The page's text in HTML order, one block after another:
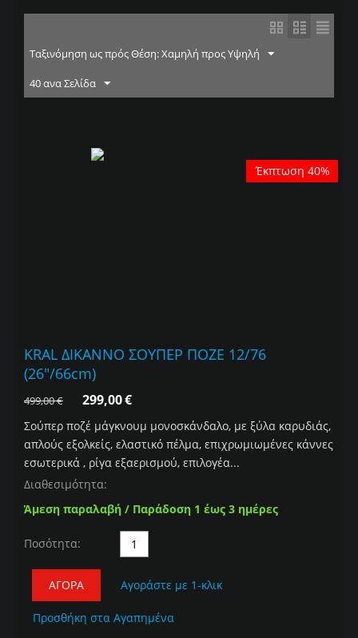
Ταξινόμηση ως πρός Θέση: Χαμηλή προς Υψηλή
40 ανα Σελίδα
Έκπτωση 40%
KRAL ΔΙΚΑΝΝΟ ΣΟΥΠΕΡ ΠΟΖΕ 12/76
(26"/66cm)
499,00€ 299,00€
Σούπερ ποζέ μάγκνουμ μονοσκάνδαλο, με ξύλα καρυδιάς,
απλούς εξολκείς, ελαστικό πέλμα, επιχρωμιωμένες κάννες
εσωτερικά , ρίγα εξαερισμού, επιλογέα...
Διαθεσιμότητα:
Άμεση παραλαβή / Παράδοση 1 έως 3 ημέρες
Ποσότητα:
ΑΓΟΡΆ Αγοράστε με 1-κλικ
Προσθήκη στα Αγαπημένα